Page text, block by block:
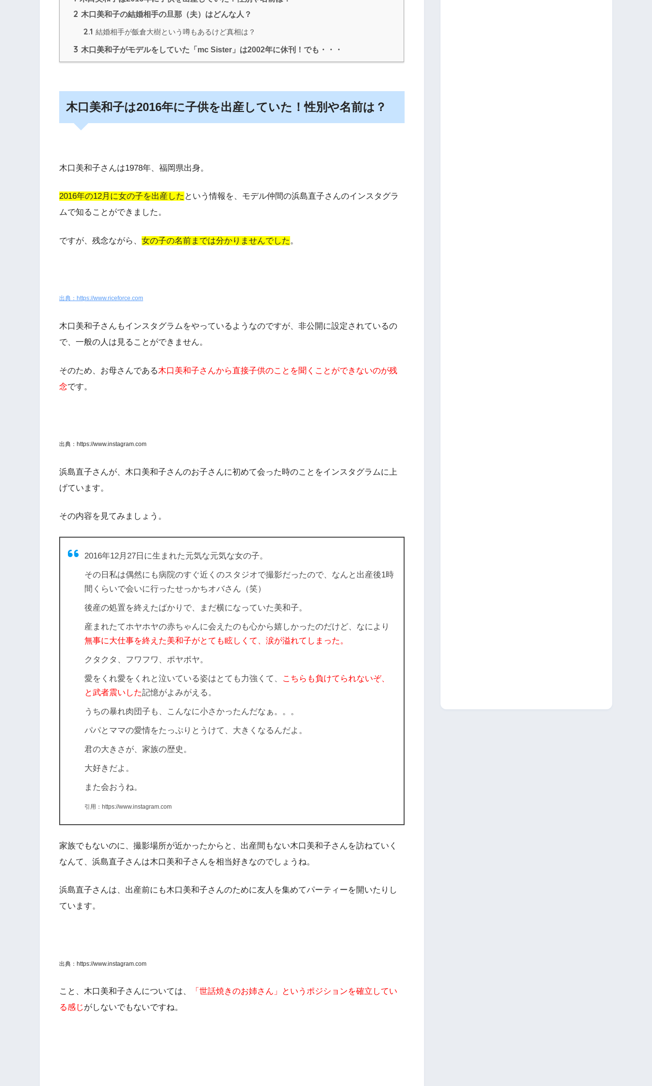
2 木口美和子の結婚相手の旦那（夫）はどんな人？
2.1 結婚相手が飯倉大樹という噂もあるけど真相は？
3 木口美和子がモデルをしていた「mc Sister」は2002年に休刊！でも・・・
木口美和子は2016年に子供を出産していた！性別や名前は？
木口美和子さんは1978年、福岡県出身。
2016年の12月に女の子を出産した という情報を、モデル仲間の浜島直子さんのインスタグラ
ムで知ることができました。
ですが、残念ながら、 女の子の名前までは分かりませんでした。
出典：https://www.riceforce.com
木口美和子さんもインスタグラムをやっているようなのですが、非公開に設定されているの
で、一般の人は見ることができません。
そのため、お母さんである木口美和子さんから直接子供のことを聞くことができないのが残
念です。
出典：https://www.instagram.com
浜島直子さんが、木口美和子さんのお子さんに初めて会った時のことをインスタグラムに上
げています。
その内容を見てみましょう。
2016年12月27日に生まれた元気な元気な女の子。
その日 私は偶然にも病院のすぐ近くのスタジオで撮影だったので、なんと出産後1時
間くらいで会いに行ったせっかちオバさん（笑）
後産の処置を終えたばかりで、まだ横になっていた美和子。
産まれたてホヤホヤの赤ちゃんに会えたのも心から嬉しかったのだけど、なにより
無事に大仕事を終えた美和子がとても眩しくて、涙が溢れてしまった。
クタクタ、フワフワ、ポヤポヤ。
愛をくれ愛をくれと泣いている姿はとても力強くて、
こちらも負けてられないぞ、
と武者震いした記憶がよみがえる。
うちの暴れ肉団子も、こんなに小さかったんだなぁ。。。
パパとママの愛情をたっぷりとうけて、大きくなるんだよ。
君の大きさが、家族の歴史。
大好きだよ。
また会おうね。
引用：https://www.instagram.com
家族でもないのに、撮影場所が近かったからと、出産間もない木口美和子さんを訪ねていく
なんて、 浜島直子さんは木口美和子さんを相当好きなのでしょうね。
浜島直子さんは、 出産前にも木口美和子さんのために友人を集めてパーティーを開いた りし
ています。
出典：https://www.instagram.com
こと、木口美和子さんについては、
「世話焼きのお姉さん」というポジションを確立してい
る感じがしないでもないですね。